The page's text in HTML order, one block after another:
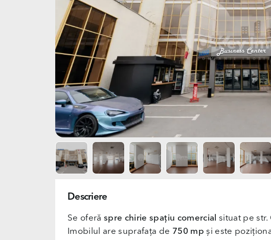
Descriere
Se oferăspre chirie spațiu comercial situat pe str.
Imobilul are suprafața de 750 mp și este